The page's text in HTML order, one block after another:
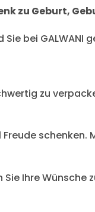
zu Geburt,
bei GALWANI
zu
Ihre Wünsche